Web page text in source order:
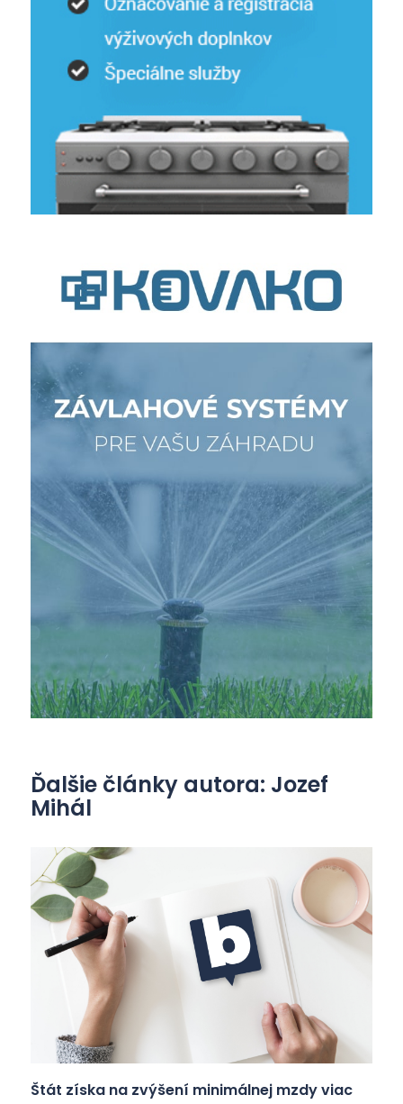
Ďalšie články autora: Jozef
Mihál
Štát získa na zvýšení minimálnej mzdy viac